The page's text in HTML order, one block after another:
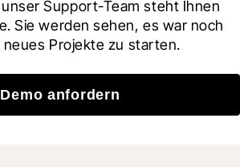
Support-Team steht Ihnen
Sie werden sehen, es war noch
neues Projekte zu starten.
Demo anfordern